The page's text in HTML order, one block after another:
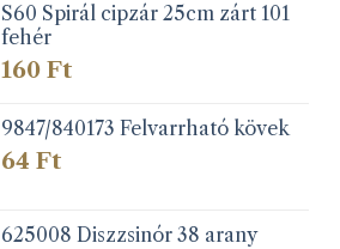
S60 Spirál cipzár 25cm zárt 101
fehér
160 Ft
9847/840173 Felvarrható kövek
64 Ft
625008 Diszzsinór 38 arany